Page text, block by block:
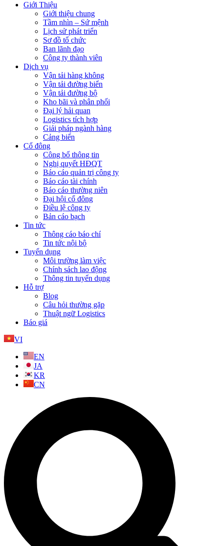
Giới Thiệu
Giới thiệu chung
Tầm nhìn – Sứ mệnh
Lịch sử phát triển
Sơ đồ tổ chức
Ban lãnh đạo
Công ty thành viên
Dịch vụ
Vận tải hàng không
Vận tải đường biển
Vận tải đường bộ
Kho bãi và phân phối
Đại lý hải quan
Logistics tích hợp
Giải pháp ngành hàng
Cảng biển
Cổ đông
Công bố thông tin
Nghị quyết HĐQT
Báo cáo quản trị công ty
Báo cáo tài chính
Báo cáo thường niên
Đại hội cổ đông
Điều lệ công ty
Bản cáo bạch
Tin tức
Thông cáo báo chí
Tin tức nội bộ
Tuyển dụng
Môi trường làm việc
Chính sách lao động
Thông tin tuyển dụng
Hỗ trợ
Blog
Câu hỏi thường gặp
Thuật ngữ Logistics
Báo giá
VI
EN
JA
KR
CN